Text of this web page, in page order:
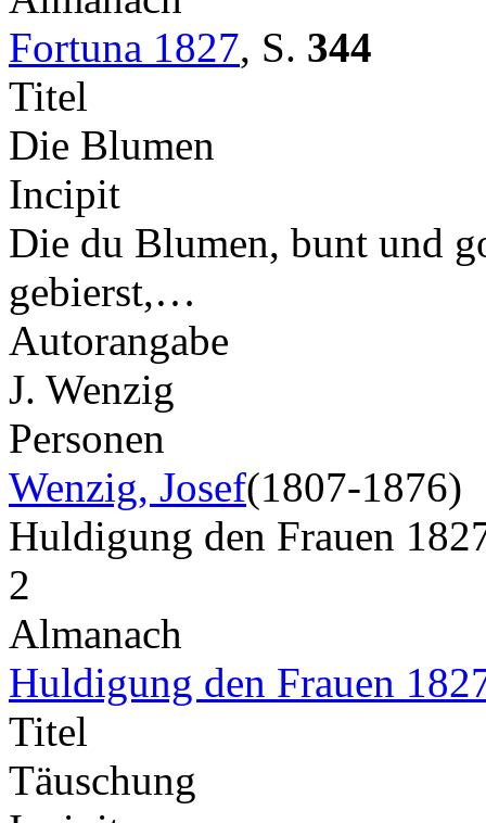
Fortuna 1827, S. 344
Titel
Die Blumen
Incipit
Die du Blumen, bunt und
gebierst,…
Autorangabe
J. Wenzig
Personen
Wenzig, Josef(1807-1876)
Huldigung den Frauen
2
Almanach
Huldigung den Frauen
Titel
Täuschung